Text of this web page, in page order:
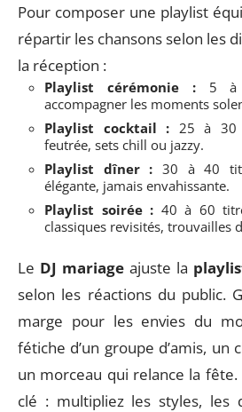
Pour composer une playlist
répartir les chansons selon les
la réception :
Playlist cérémonie :5 à
accompagner les moments
Playlist cocktail : 25 à 30
feutrée, sets chill ou jazzy.
Playlist dîner : 30 à 40
élégante, jamais envahissante.
Playlist soirée : 40 à 60
classiques revisités, trouvailles
Le DJ mariage ajuste la
selon les réactions du public.
marge pour les envies du
fétiche d’un groupe d’amis, un
un morceau qui relance la
clé : multipliez les styles, les